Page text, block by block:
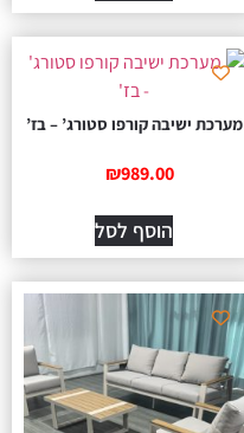
מערכת ישיבה קורפו סטורג’ – בז’
₪989.00
הוסף לסל